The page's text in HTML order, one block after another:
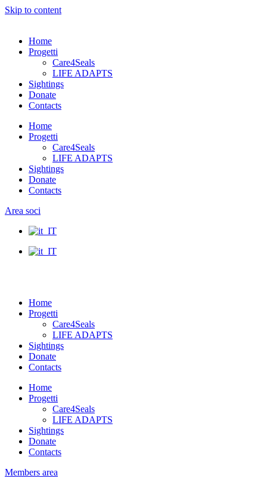
Skip to content
Home
Progetti
Care4Seals
LIFE ADAPTS
Sightings
Donate
Contacts
Home
Progetti
Care4Seals
LIFE ADAPTS
Sightings
Donate
Contacts
Area soci
Home
Progetti
Care4Seals
LIFE ADAPTS
Sightings
Donate
Contacts
Home
Progetti
Care4Seals
LIFE ADAPTS
Sightings
Donate
Contacts
Members area